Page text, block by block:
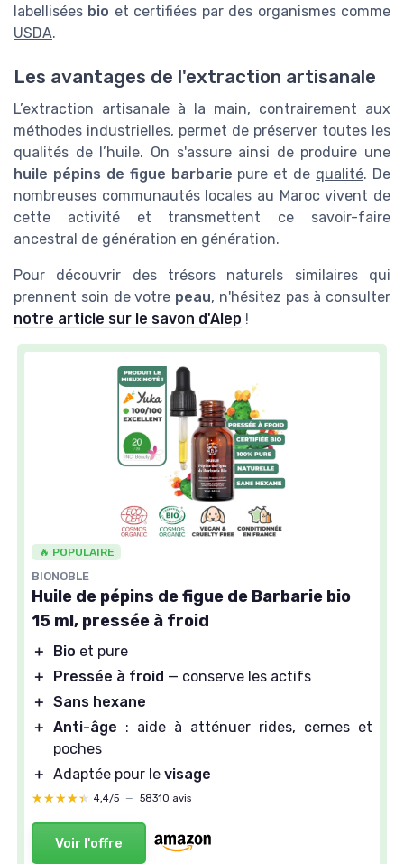
labellisées bio et certifiées par des organismes comme
USDA.
Les avantages de l'extraction artisanale
L’extraction artisanale à la main, contrairement aux
méthodes industrielles, permet de préserver toutes les
qualités de l’huile. On s'assure ainsi de produire une
huile pépins de figue barbarie pure et de qualité. De
nombreuses communautés locales au Maroc vivent de
cette activité et transmettent ce savoir-faire
ancestral de génération en génération.
Pour découvrir des trésors naturels similaires qui
prennent soin de votre peau, n'hésitez pas à consulter
notre article sur le savon d'Alep !
🔥 POPULAIRE
BIONOBLE
Huile de pépins de figue de Barbarie bio
15 ml, pressée à froid
＋ Bio et pure
＋
Pressée à froid — conserve les actifs
＋ Sans hexane
＋ Anti-âge : aide à atténuer rides, cernes et
poches
＋ Adaptée pour le visage
★★★★★
★★★★★ 4,4/5 — 58310 avis
Voir l'offre